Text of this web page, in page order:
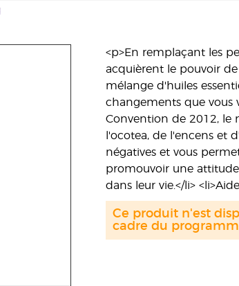
<p>En remplaçant les
acquièrent le pouvoir
mélange d'huiles
changements que vous
Convention de 2012, le
l'ocotea, de l'encens et
négatives et vous
promouvoir une attitude
dans leur vie.</li>
Ce produit n'est
cadre du